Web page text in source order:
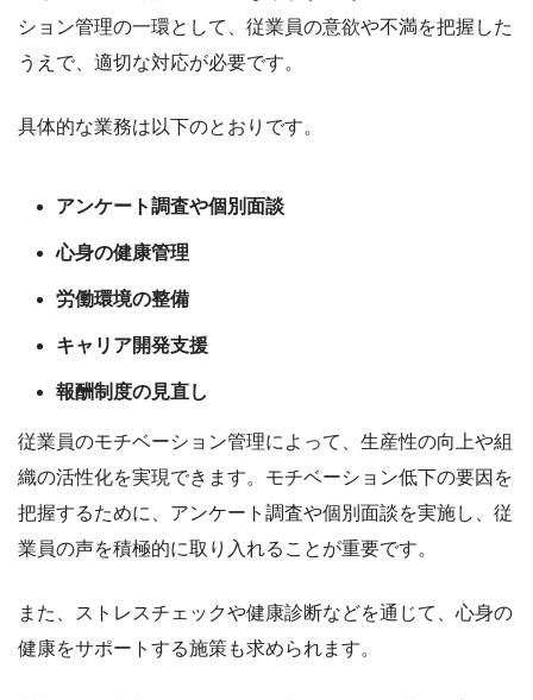
ション管理の一環として、従業員の意欲や不満を把握した
うえで、適切な対応が必要です。
具体的な業務は以下のとおりです。
アンケート調査や個別面談
心身の健康管理
労働環境の整備
キャリア開発支援
報酬制度の見直し
従業員のモチベーション管理によって、生産性の向上や組
織の活性化を実現できます。モチベーション低下の要因を
把握するために、アンケート調査や個別面談を実施し、従
業員の声を積極的に取り入れることが重要です。
また、ストレスチェックや健康診断などを通じて、心身の
健康をサポートする施策も求められます。